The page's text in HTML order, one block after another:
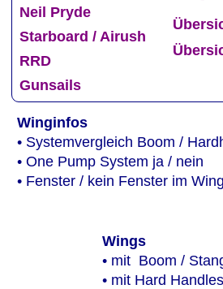
Neil Pryde
Starboard / Airush
RRD
Gunsails
Winginfos
• Systemvergleich Boom /
• One Pump System ja / nein
• Fenster / kein Fenster im Wing
Wings
• mit  Boom /
• mit Hard